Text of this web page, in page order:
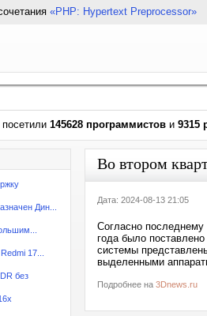
«PHP: Hypertext Preprocessor»
145628 программистов и 9315
Дин...
17...
без
Во втором
Дата: 2024-08-13 21:05
Согласно последнему
года было
системы
выделенными
Подробнее на 3Dnews.ru